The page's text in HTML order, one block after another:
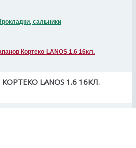
сальники
Кортеко LANOS 1.6 16кл.
LANOS 1.6 16КЛ.